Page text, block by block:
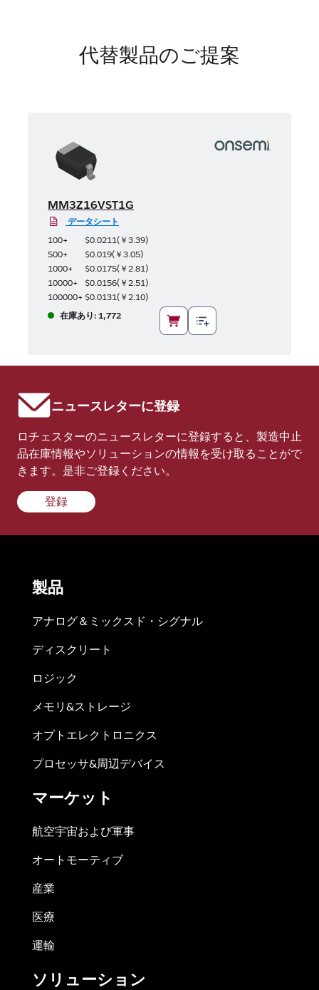
代替製品のご提案
MM3Z16VST1G
データシート
100+
$0.0211(￥3.39)
500+
$0.019(￥3.05)
1000+
$0.0175(￥2.81)
10000+
$0.0156(￥2.51)
100000+ $0.0131(￥2.10)
在庫あり: 1,772
ニュースレターに登録
ロチェスターのニュースレターに登録すると、製造中止
品在庫情報やソリューションの情報を受け取ることがで
きます。是非ご登録ください。
登録
製品
アナログ＆ミックスド・シグナル
ディスクリート
ロジック
メモリ&ストレージ
オプトエレクトロニクス
プロセッサ&周辺デバイス
マーケット
航空宇宙および軍事
オートモーティブ
産業
医療
運輸
ソリューション